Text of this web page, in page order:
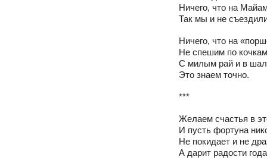
Ничего, что на
Так мы и не
Ничего, что на
Не спешим по
С милым рай и в
Это знаем точно.
***
Желаем счастья в
И пусть фортуна
Не покидает и не
А дарит радости